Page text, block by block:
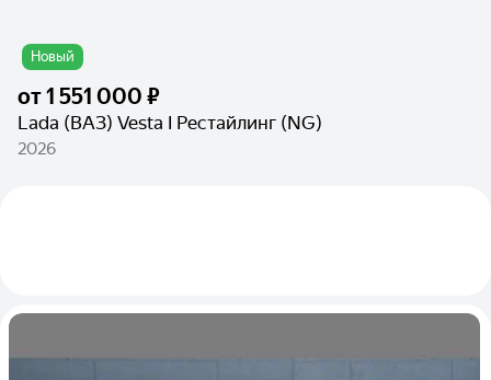
Новый
от1 551 000 ₽
Lada (ВАЗ) Vesta I Рестайлинг (NG)
2026